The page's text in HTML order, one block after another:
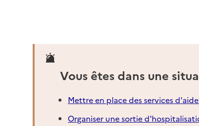
Vous êtes dans une
Mettre en place des services
Organiser une sortie